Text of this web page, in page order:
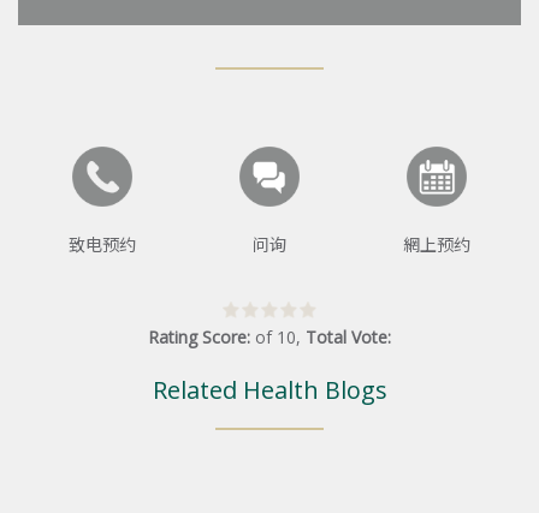
致电预约 问询 網上预约
Rating Score: of 10, Total Vote:
Related Health Blogs